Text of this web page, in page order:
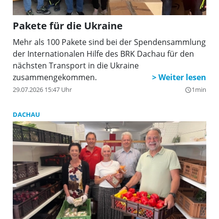
Pakete für die Ukraine
Mehr als 100 Pakete sind bei der Spendensammlung
der Internationalen Hilfe des BRK Dachau für den
nächsten Transport in die Ukraine
zusammengekommen.
29.07.2026 15:47 Uhr query_builder1min
DACHAU